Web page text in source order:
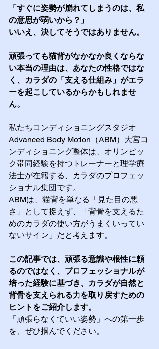
「すぐに姿勢が崩れてしまうのは、私
の意思が弱いから？」
いいえ、決してそうではありません。
頑張っても猫背がなかなか良くならな
い本当の理由は、あなたの性格ではな
く、カラダの「支える仕組み」がエラ
ーを起こしているからかもしれませ
ん。
私たちコンディショニングスタジオ
Advanced Body Motion（ABM）大宮コ
ンディショニング整体は、オリンピッ
ク帯同経験を持つトレーナーと理学療
法士が在籍する、カラダのプロフェッ
ショナル集団です。
ABMは、猫背を単なる「見た目の悪
さ」として捉えず、「背骨を支えるた
めのカラダの使い方がうまくいってい
ないサイン」だと考えます。
この記事では、頑張る意識や根性に頼
るのではなく、プロフェッショナルが
培った経験に基づき、カラダが自然と
背骨を支えられる力を取り戻すための
ヒントをご紹介します。
「頑張らなくていい姿勢」への第一歩
を、ぜひ掴んでください。